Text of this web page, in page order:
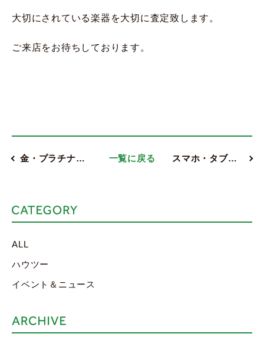
大切にされている楽器を大切に査定致します。
ご来店をお待ちしております。
金・プラチナ… 一覧に戻る スマホ・タブ…
ALL
ハウツー
イベント＆ニュース